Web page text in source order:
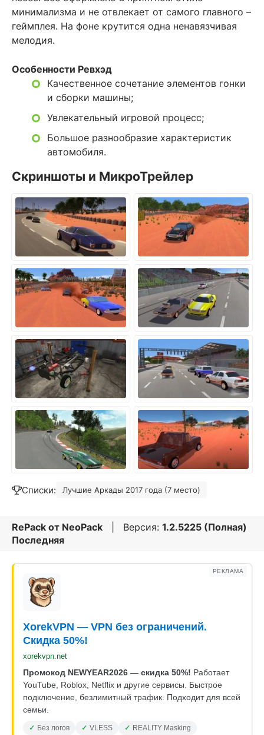
минимализма и не отвлекает от самого главного –
геймплея. На фоне крутится одна ненавязчивая
мелодия.
Особенности Ревхэд
Качественное сочетание элементов гонки
и сборки машины;
Увлекательный игровой процесс;
Большое разнообразие характеристик
автомобиля.
Скриншоты и МикроТрейлер
Списки: Лучшие Аркады 2017 года (7 место)
RePack от NeoPack | Версия: 1.2.5225 (Полная)
Последняя
РЕКЛАМА
XorekVPN — VPN без ограничений.
Скидка 50%!
xorekvpn.net
Промокод NEWYEAR2026 — скидка 50%! Работает
YouTube, Roblox, Netflix и другие сервисы. Быстрое
подключение, безлимитный трафик. Подходит для всей
семьи.
Без логов VLESS
REALITY Masking